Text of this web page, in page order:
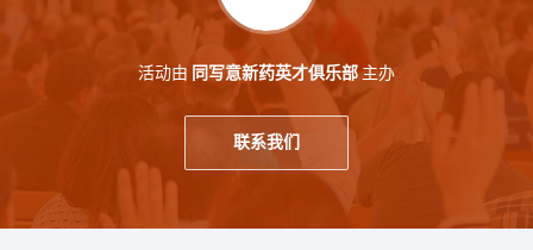
活动由 同写意新药英才俱乐部主办
联系我们